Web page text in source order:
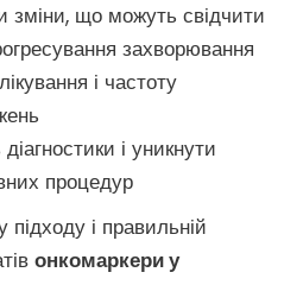
зміни, що можуть свідчити
захворювання
і частоту
і уникнути
процедур
і правильній
онкомаркери у